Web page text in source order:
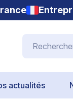
actualités